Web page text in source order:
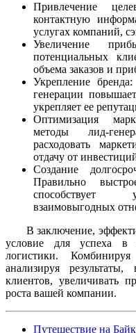
Привлечение
контактную
услугах компаний,
Увеличение
потенциальных
объема заказов и
Укрепление
генерации
укрепляет ее
Оптимизация
методы лид-
расходовать
отдачу от
Создание
Правильно
способствует
взаимовыгодных
В заключение,
условие для успеха в
логистики.
анализируя
клиентов, увеличивать
роста вашей компании.
Путешествие на